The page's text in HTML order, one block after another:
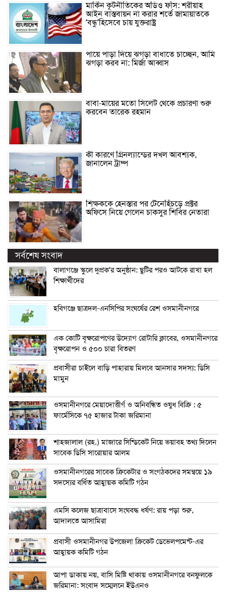
মার্কিন কূটনীতিকের অডিও ফাঁস: শরীয়াহ
আইন বাস্তবায়ন না করার শর্তে জামায়াতকে
‘বন্ধু’হিসেবে চায় যুক্তরাষ্ট্র
পায়ে পাড়া দিয়ে ঝগড়া বাধাতে চাচ্ছেন, আমি
ঝগড়া করব না: মির্জা আব্বাস
বাবা-মায়ের মতো সিলেট থেকে প্রচারণা শুরু
করবেন তারেক রহমান
কী কারণে গ্রিনল্যান্ডের দখল আবশ্যক,
জানালেন ট্রাম্প
শিক্ষককে হেনস্তার পর টেনেহিঁচড়ে প্রক্টর
অফিসে নিয়ে গেলেন চাকসুর শিবির নেতারা
সর্বশেষ সংবাদ
বালাগঞ্জে স্কুলে দুপ্রক’র অনুষ্ঠান: ছুটির পরও আটকে রাখা হল
শিক্ষার্থীদের
হবিগঞ্জে ছাত্রদল-এনসিপির সংঘর্ষের রেশ ওসমানীনগরে
এক কোটি বৃক্ষরোপণের উদ্যোগ রোটারি ক্লাবের, ওসমানীনগরে
বৃক্ষরোপন ও ৫০০ চারা বিতরণ
প্রবাসীরা চাইলে বাড়ি পাহারায় মিলবে আনসার সদস্য: ডিসি
মামুন
ওসমানীনগরে মেয়াদোত্তীর্ণ ও অনিবন্ধিত ওষুধ বিক্রি : ৫
ফার্মেসিকে ৭৫ হাজার টাকা জরিমানা
শাহজালাল (রহ.) মাজারে সিন্ডিকেট নিয়ে ভয়াবহ তথ্য দিলেন
সাবেক ডিসি সারোয়ার আলম
ওসমানীনগরের সাবেক ক্রিকেটার ও সংগঠকদের সমন্বয়ে ১৯
সদস্যের বর্ধিত আহ্বায়ক কমিটি গঠন
এম‌সি কলেজ ছাত্রাবাসে সংঘবদ্ধ ধর্ষণ: রায় পড়া শুরু,
আদালতে আসামিরা
প্রবাসী ওসমানীনগর উপজেলা ক্রিকেট ডেভেলপমেন্ট-এর
আহ্বায়ক কমিটি গঠন
আপা ডাকায় নয়, বাসি মিষ্টি থাকায় ওসমানীনগরে বনফুলকে
জরিমানা: সংবাদ সম্মেলনে ইউএনও